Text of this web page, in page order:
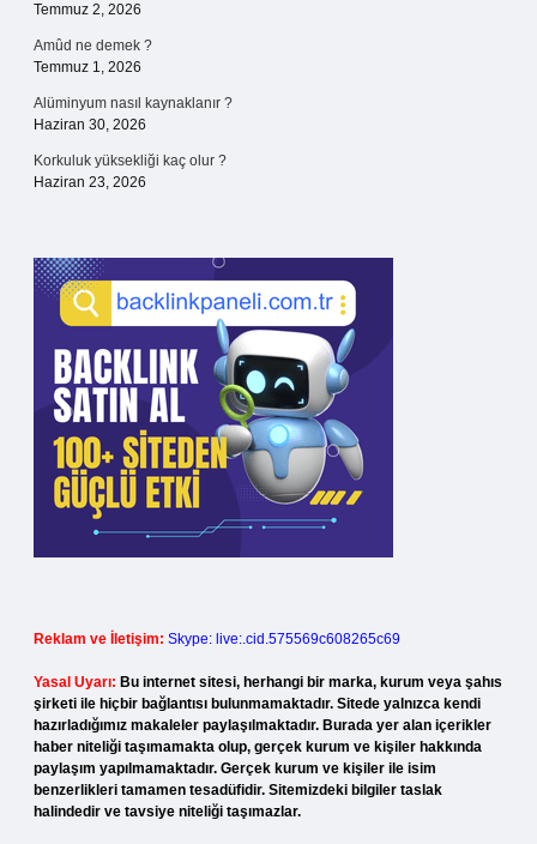
Temmuz 2, 2026
Amûd ne demek ?
Temmuz 1, 2026
Alüminyum nasıl kaynaklanır ?
Haziran 30, 2026
Korkuluk yüksekliği kaç olur ?
Haziran 23, 2026
Reklam ve İletişim: Skype: live:.cid.575569c608265c69
Yasal Uyarı: Bu internet sitesi, herhangi bir marka, kurum veya şahıs
şirketi ile hiçbir bağlantısı bulunmamaktadır. Sitede yalnızca kendi
hazırladığımız makaleler paylaşılmaktadır. Burada yer alan içerikler
haber niteliği taşımamakta olup, gerçek kurum ve kişiler hakkında
paylaşım yapılmamaktadır. Gerçek kurum ve kişiler ile isim
benzerlikleri tamamen tesadüfidir. Sitemizdeki bilgiler taslak
halindedir ve tavsiye niteliği taşımazlar.